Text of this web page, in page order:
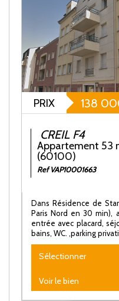
PRIX 138
CREIL F4
Appartement 53
(60100)
Ref VAP10001663
Dans Résidence de
Paris Nord en 30 min),
entrée avec placard,
bains, WC. ,parking
Sélectionner
Voir le bien